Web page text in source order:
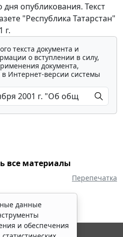
дня опубликования. Текст
"Республика Татарстан"
г.
текста документа и
о вступлении в силу,
документа,
в Интернет-версии системы
все материалы
Перепечатка
данные
и обеспечения